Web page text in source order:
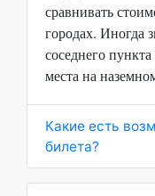
сравнивать
городах. Иногда
соседнего
места на
Какие есть
билета?